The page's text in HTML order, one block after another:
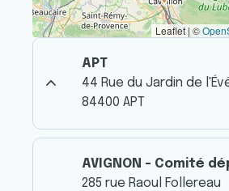
Leaflet | ©
APT
44 Rue du Jardin de
84400 APT
AVIGNON - Comité
285 rue Raoul Follereau